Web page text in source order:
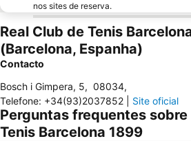
nos sites de reserva.
Real Club de Tenis
(Barcelona, Espanha)
Contacto
Bosch i Gimpera, 5, 08034,
Telefone: +34(93)2037852 Site oficial
Perguntas frequentes sobre
Tenis Barcelona 1899